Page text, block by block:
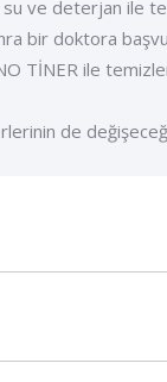
ve deterjan ile
bir doktora
TİNER ile
de